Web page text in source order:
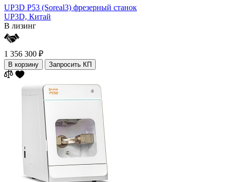
UP3D P53 (Soreal3) фрезерный станок
UP3D, Китай
В лизинг
1 356 300 ₽
В корзину Запросить КП